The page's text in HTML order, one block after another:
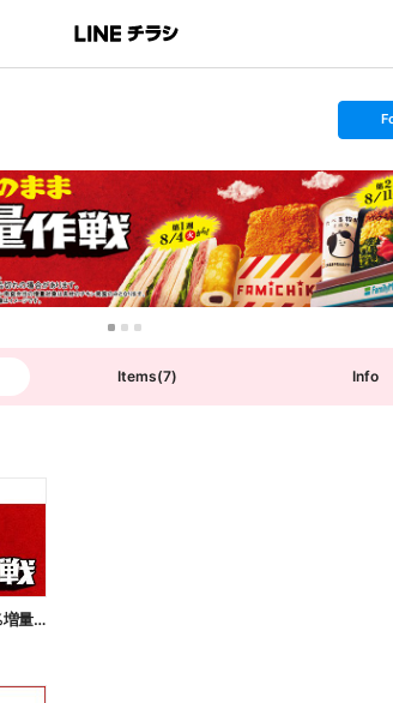
s
t
o
l
l
o
w
Items(7) Info
【おトク】お値段そのまま!45%増量作戦!